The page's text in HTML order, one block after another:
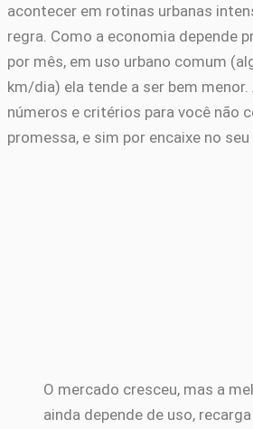
acontecer em rotinas urbanas
regra. Como a economia depende
por mês, em uso urbano comum
km/dia) ela tende a ser bem
números e critérios para você não
promessa, e sim por encaixe no seu
O mercado cresceu, mas a
ainda depende de uso,